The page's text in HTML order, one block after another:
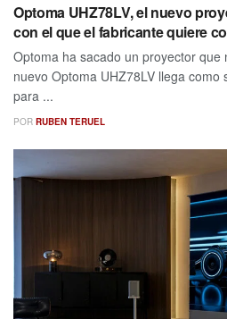
Optoma UHZ78LV, el nuevo
con el que el fabricante quiere
Optoma ha sacado un proyector que
nuevo Optoma UHZ78LV llega como
para ...
POR RUBEN TERUEL